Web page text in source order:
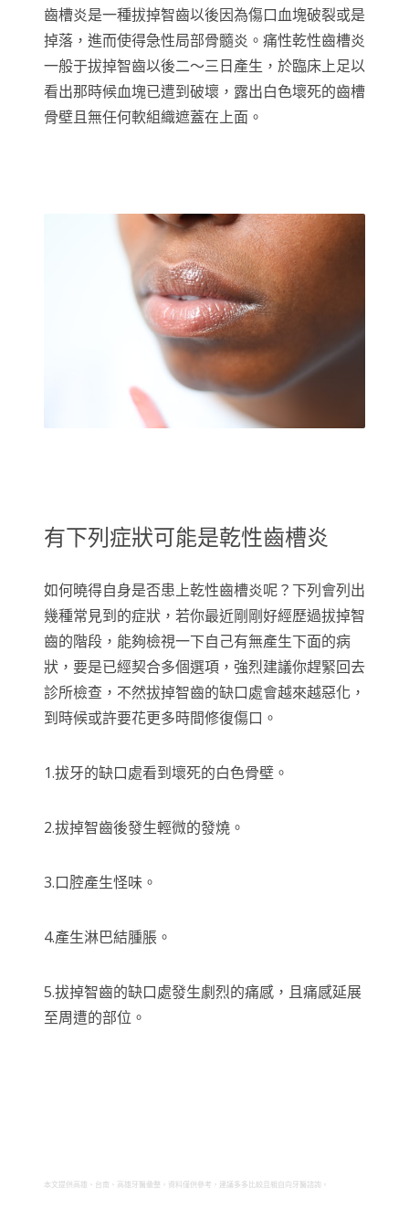
齒槽炎是一種拔掉智齒以後因為傷口血塊破裂或是
掉落，進而使得急性局部骨髓炎。痛性乾性齒槽炎
一般于拔掉智齒以後二～三日產生，於臨床上足以
看出那時候血塊已遭到破壞，露出白色壞死的齒槽
骨壁且無任何軟組織遮蓋在上面。
有下列症狀可能是乾性齒槽炎
如何曉得自身是否患上乾性齒槽炎呢？下列會列出
幾種常見到的症狀，若你最近剛剛好經歷過拔掉智
齒的階段，能夠檢視一下自己有無產生下面的病
狀，要是已經契合多個選項，強烈建議你趕緊回去
診所檢查，不然拔掉智齒的缺口處會越來越惡化，
到時候或許要花更多時間修復傷口。
1.拔牙的缺口處看到壞死的白色骨壁。
2.拔掉智齒後發生輕微的發燒。
3.口腔產生怪味。
4.產生淋巴結腫脹。
5.拔掉智齒的缺口處發生劇烈的痛感，且痛感延展
至周遭的部位。
本文提供高雄、台南、高雄牙醫彙整，資料僅供參考，建議多多比較且親自向牙醫諮詢。